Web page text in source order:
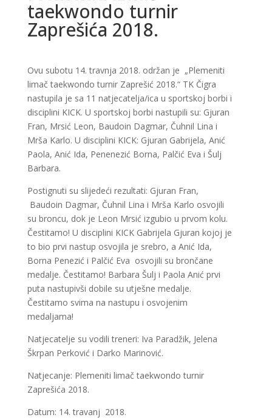
taekwondo turnir
Zaprešića 2018.
Ovu subotu 14. travnja 2018. održan je „Plemeniti
limač taekwondo turnir Zaprešić 2018.“ TK Čigra
nastupila je sa 11 natjecatelja/ica u sportskoj borbi i
disciplini KICK. U sportskoj borbi nastupili su: Gjuran
Fran, Mrsić Leon, Baudoin Dagmar, Čuhnil Lina i
Mrša Karlo. U disciplini KICK: Gjuran Gabrijela, Anić
Paola, Anić Ida, Penenezić Borna, Palčić Eva i Šulj
Barbara.
Postignuti su slijedeći rezultati: Gjuran Fran,
Baudoin Dagmar, Čuhnil Lina i Mrša Karlo osvojili
su broncu, dok je Leon Mrsić izgubio u prvom kolu.
Čestitamo! U disciplini KICK Gabrijela Gjuran kojoj je
to bio prvi nastup osvojila je srebro, a Anić Ida,
Borna Penezić i Palčić Eva osvojili su brončane
medalje. Čestitamo! Barbara Šulj i Paola Anić prvi
puta nastupivši dobile su utješne medalje.
Čestitamo svima na nastupu i osvojenim
medaljama!
Natjecatelje su vodili treneri: Iva Paradžik, Jelena
Škrpan Perković i Darko Marinović.
Natjecanje: Plemeniti limač taekwondo turnir
Zaprešića 2018.
Datum: 14. travanj 2018.